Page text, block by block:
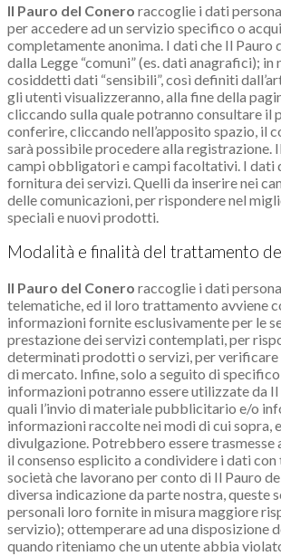
Il Pauro del Conero raccoglie i dati
per accedere ad un servizio specifico o
completamente anonima. I dati che Il
dalla Legge “comuni” (es. dati anagrafici);
cosiddetti dati “sensibili”, così definiti
gli utenti visualizzeranno, alla fine della
cliccando sulla quale potranno consultare il
conferire, cliccando nell’apposito spazio, il
sarà possibile procedere alla registrazione.
campi obbligatori e campi facoltativi. I dati
fornitura dei servizi. Quelli da inserire nei
delle comunicazioni, per rispondere nel
speciali e nuovi prodotti.
Modalità e finalità del trattamento
Il Pauro del Conero raccoglie i dati
telematiche, ed il loro trattamento avviene
informazioni fornite esclusivamente per le
prestazione dei servizi contemplati, per
determinati prodotti o servizi, per
di mercato. Infine, solo a seguito di
informazioni potranno essere utilizzate da
quali l’invio di materiale pubblicitario e/o
informazioni raccolte nei modi di cui sopra,
divulgazione. Potrebbero essere trasmesse
il consenso esplicito a condividere i dati
società che lavorano per conto di Il Pauro
diversa indicazione da parte nostra,
personali loro fornite in misura maggiore
servizio); ottemperare ad una disposizione
quando riteniamo che un utente abbia